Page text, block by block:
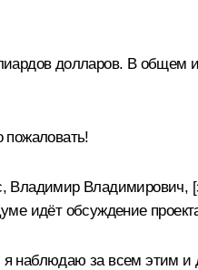
долларов. В общем
пожаловать!
Владимир Владимирович,
идёт обсуждение
наблюдаю за всем этим и